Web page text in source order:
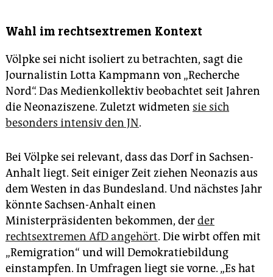
Wahl im rechtsextremen Kontext
Völpke sei nicht isoliert zu betrachten, sagt die
Journalistin Lotta Kampmann von „Recherche
Nord“. Das Medienkollektiv beobachtet seit Jahren
die Neonaziszene. Zuletzt widmeten sie sich
besonders intensiv den JN.
Bei Völpke sei relevant, dass das Dorf in Sachsen-
Anhalt liegt. Seit einiger Zeit ziehen Neonazis aus
dem Westen in das Bundesland. Und nächstes Jahr
könnte Sachsen-Anhalt einen
Ministerpräsidenten bekommen, derder
rechtsextremen AfD angehört. Die wirbt offen mit
„Remigration“ und will Demokratiebildung
einstampfen. In Umfragen liegt sie vorne. „Es hat